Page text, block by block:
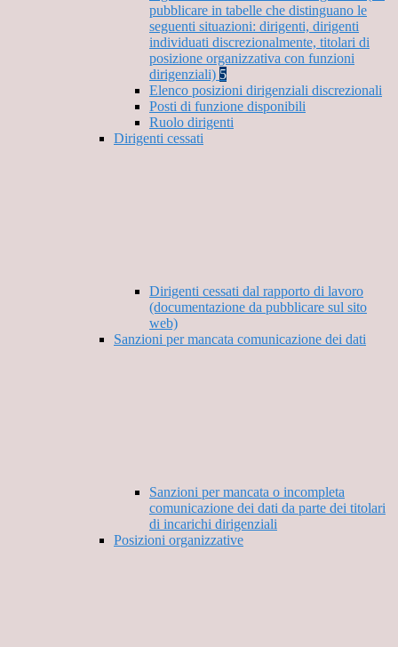
pubblicare in tabelle che distinguano le
seguenti situazioni: dirigenti, dirigenti
individuati discrezionalmente, titolari di
posizione organizzativa con funzioni
dirigenziali) 5
Elenco posizioni dirigenziali discrezionali
Posti di funzione disponibili
Ruolo dirigenti
Dirigenti cessati
Dirigenti cessati dal rapporto di lavoro
(documentazione da pubblicare sul sito
web)
Sanzioni per mancata comunicazione dei dati
Sanzioni per mancata o incompleta
comunicazione dei dati da parte dei titolari
di incarichi dirigenziali
Posizioni organizzative